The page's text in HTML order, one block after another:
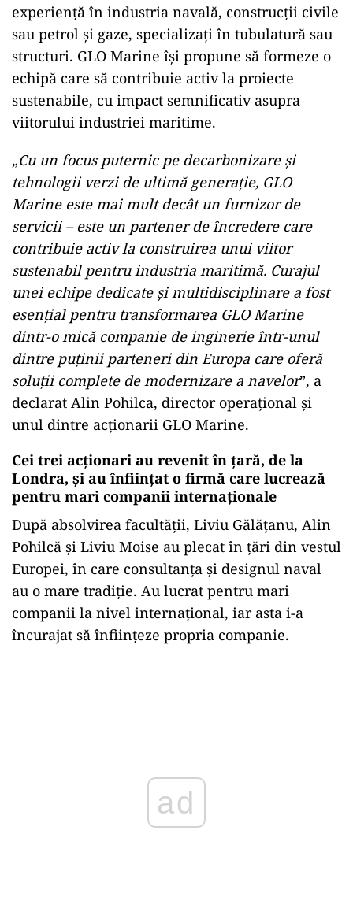
experiență în industria navală, construcții civile
sau petrol și gaze, specializați în tubulatură sau
structuri. GLO Marine își propune să formeze o
echipă care să contribuie activ la proiecte
sustenabile, cu impact semnificativ asupra
viitorului industriei maritime.
„Cu un focus puternic pe decarbonizare și
tehnologii verzi de ultimă generație, GLO
Marine este mai mult decât un furnizor de
servicii – este un partener de încredere care
contribuie activ la construirea unui viitor
sustenabil pentru industria maritimă. Curajul
unei echipe dedicate și multidisciplinare a fost
esențial pentru transformarea GLO Marine
dintr-o mică companie de inginerie într-unul
dintre puținii parteneri din Europa care oferă
soluții complete de modernizare a navelor”, a
declarat Alin Pohilca, director operațional și
unul dintre acționarii GLO Marine.
Cei trei acționari au revenit în țară, de la
Londra, și au înființat o firmă care lucrează
pentru mari companii internaționale
După absolvirea facultății, Liviu Gălățanu, Alin
Pohilcă și Liviu Moise au plecat în țări din vestul
Europei, în care consultanța și designul naval
au o mare tradiție. Au lucrat pentru mari
companii la nivel internațional, iar asta i-a
încurajat să înființeze propria companie.
ad